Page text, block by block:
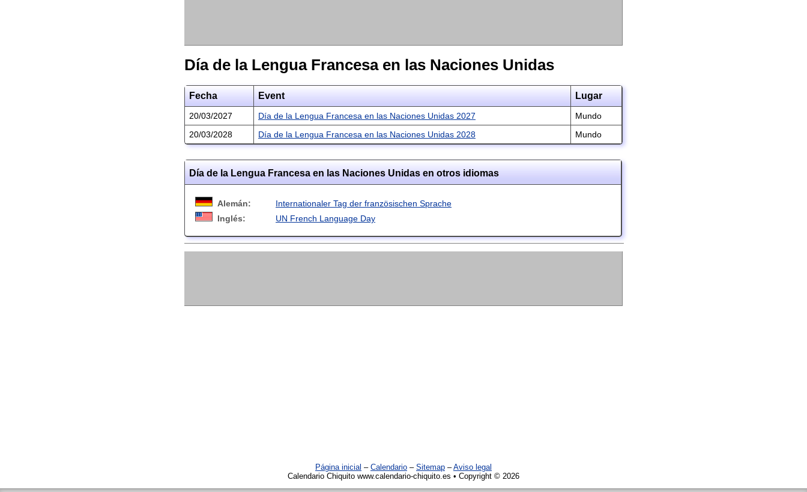
Día de la Lengua Francesa en las Naciones Unidas
Fecha Event Lugar
20/03/2027 Día de la Lengua Francesa en las Naciones Unidas 2027
Mundo
20/03/2028
Día de la Lengua Francesa en las Naciones Unidas 2028 Mundo
Día de la Lengua Francesa en las Naciones Unidas en otros idiomas
Alemán:
Internationaler Tag der französischen Sprache
Inglés:
UN French Language Day
Página inicial – Calendario – Sitemap –Aviso legal
Calendario Chiquito www.calendario-chiquito.es • Copyright © 2026